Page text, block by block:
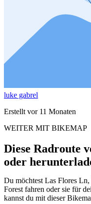
luke gabrel
Erstellt vor 11 Monaten
WEITER MIT BIKEMAP
Diese Radroute
oder
Du möchtest Las Flores
Forest fahren oder sie für
kannst du mit dieser